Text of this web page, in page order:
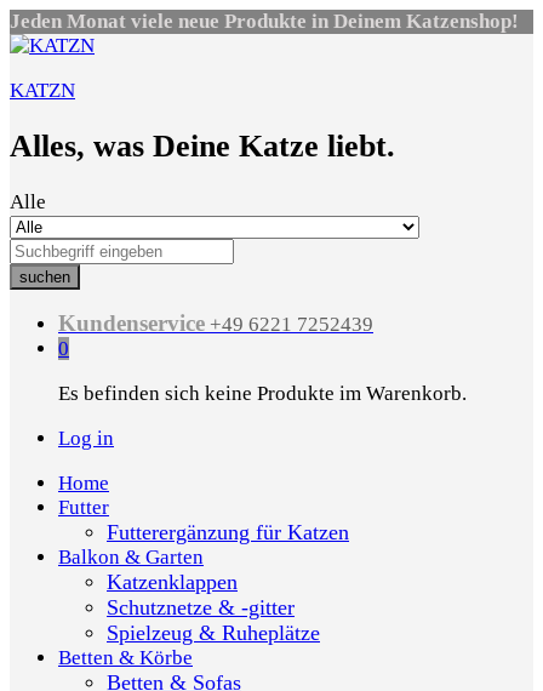
Jeden Monat viele neue Produkte in Deinem Katzenshop!
KATZN
Alles, was Deine Katze liebt.
Alle
suchen
Kundenservice +49 6221 7252439
0
Es befinden sich keine Produkte im Warenkorb.
Log in
Home
Futter
Futterergänzung für Katzen
Balkon & Garten
Katzenklappen
Schutznetze & -gitter
Spielzeug & Ruheplätze
Betten & Körbe
Betten & Sofas